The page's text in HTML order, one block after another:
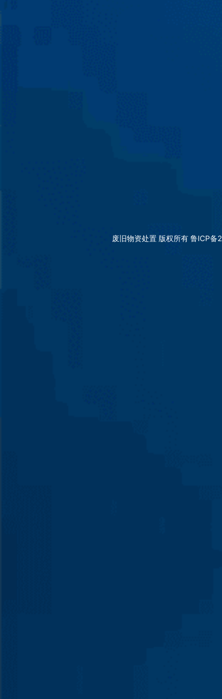
废旧物资处置 版权所有 鲁ICP备